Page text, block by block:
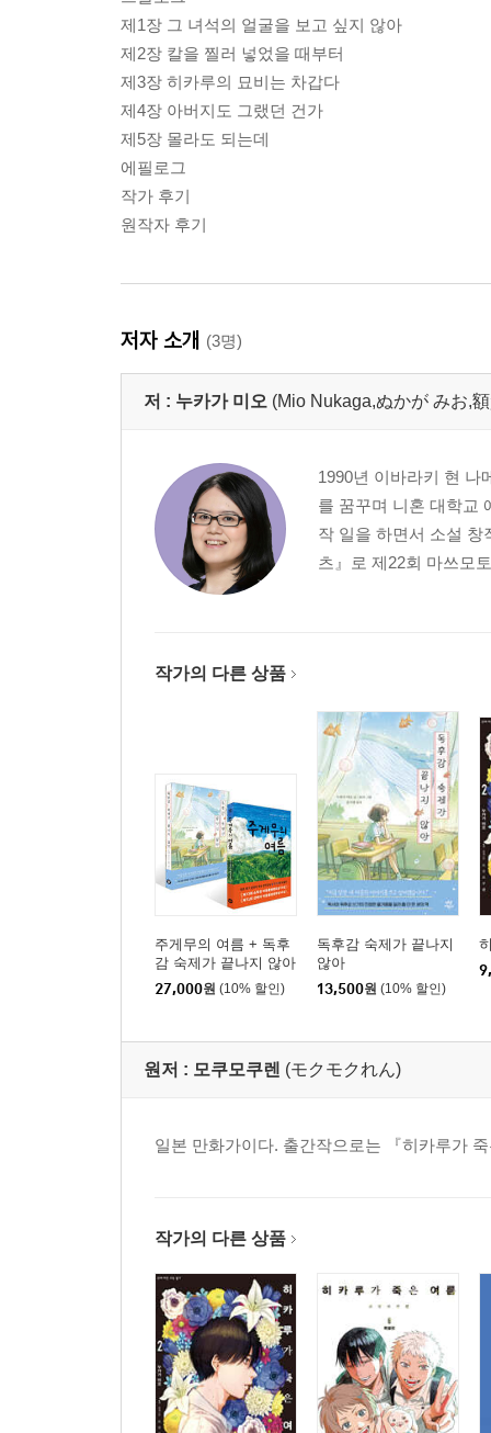
제1장 그 녀석의 얼굴을 보고 싶지 않아
제2장 칼을 찔러 넣었을 때부터
제3장 히카루의 묘비는 차갑다
제4장 아버지도 그랬던 건가
제5장 몰라도 되는데
에필로그
작가 후기
원작자 후기
저자 소개 (3명)
저 : 누카가 미오 (Mio Nukaga,ぬかが みお,
1990년 이바라키 현 나
를 꿈꾸며 니혼 대학교
작 일을 하면서 소설 창
츠』로 제22회 마쓰모
작가의 다른 상품
주게무의 여름 + 독후
감 숙제가 끝나지 않아
세트
27,000원 (10% 할인)
독후감 숙제가 끝나지
않아
13,500원 (10% 할인)
원저 : 모쿠모쿠렌 (モクモクれん)
일본 만화가이다. 출간작으로는 『히카루가
작가의 다른 상품